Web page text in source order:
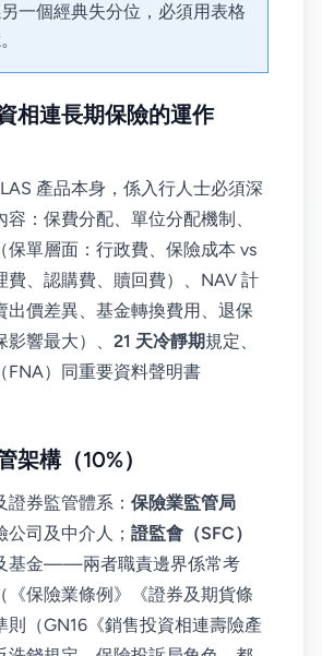
一個經典失分位，必須用表格
相連長期保險的運作
產品本身，係入行人士必須深
容：保費分配、單位分配機制、
（保單層面：行政費、保險成本 vs
費、認購費、贖回費）、NAV 計
出價差異、基金轉換費用、退保
響最大）、 21 天冷靜期規定、
FNA）同重要資料聲明書
架構（10%）
券監管體系： 保險業監管局
公司及中介人； 證監會（SFC）
基金——兩者職責邊界係常考
《保險業條例》《證券及期貨條
則（GN16《銷售投資相連壽險產